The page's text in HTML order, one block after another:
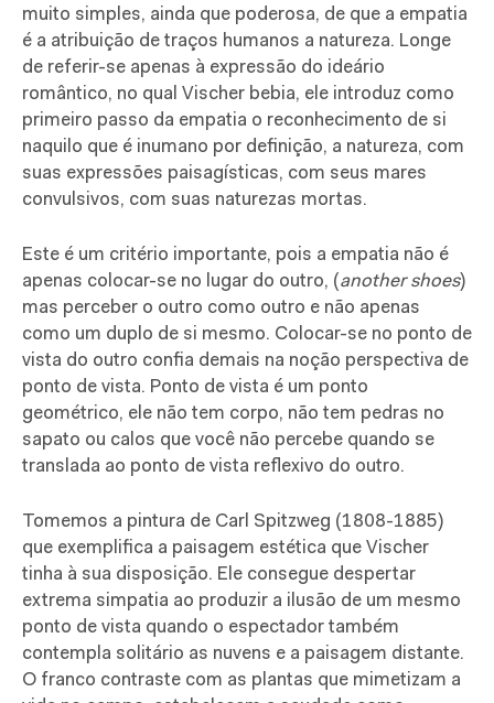
muito simples, ainda que poderosa, de que a empatia
é a atribuição de traços humanos a natureza. Longe
de referir-se apenas à expressão do ideário
romântico, no qual Vischer bebia, ele introduz como
primeiro passo da empatia o reconhecimento de si
naquilo que é inumano por definição, a natureza, com
suas expressões paisagísticas, com seus mares
convulsivos, com suas naturezas mortas.
Este é um critério importante, pois a empatia não é
apenas colocar-se no lugar do outro, (another shoes)
mas perceber o outro como outro e não apenas
como um duplo de si mesmo. Colocar-se no ponto de
vista do outro confia demais na noção perspectiva de
ponto de vista. Ponto de vista é um ponto
geométrico, ele não tem corpo, não tem pedras no
sapato ou calos que você não percebe quando se
translada ao ponto de vista reflexivo do outro.
Tomemos a pintura de Carl Spitzweg (1808-1885)
que exemplifica a paisagem estética que Vischer
tinha à sua disposição. Ele consegue despertar
extrema simpatia ao produzir a ilusão de um mesmo
ponto de vista quando o espectador também
contempla solitário as nuvens e a paisagem distante.
O franco contraste com as plantas que mimetizam a